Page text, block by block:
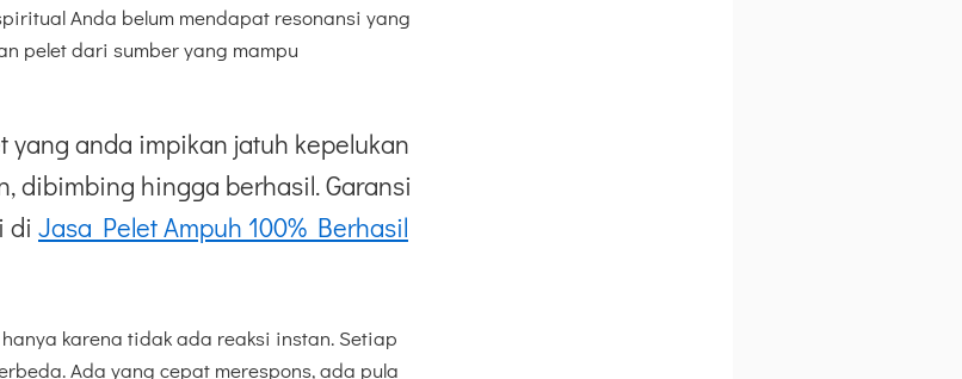
Anda belum mendapat resonansi yang
pelet dari sumber yang mampu
anda impikan jatuh kepelukan
dibimbing hingga berhasil. Garansi
di Jasa Pelet Ampuh 100% Berhasil
karena tidak ada reaksi instan. Setiap
Ada yang cepat merespons, ada pula